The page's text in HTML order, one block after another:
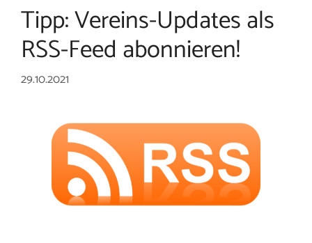
Tipp: Vereins-Updates als
RSS-Feed abonnieren!
29.10.2021